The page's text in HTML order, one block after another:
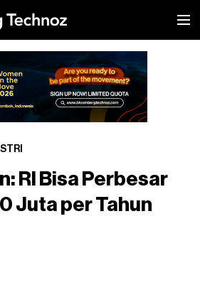
RI Bisa Perbesar
Juta per Tahun